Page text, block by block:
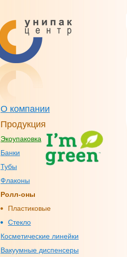
О компании
Продукция
Экоупаковка
Банки
Тубы
Флаконы
Ролл-оны
Пластиковые
Стекло
Косметические линейки
Вакуумные диспенсеры